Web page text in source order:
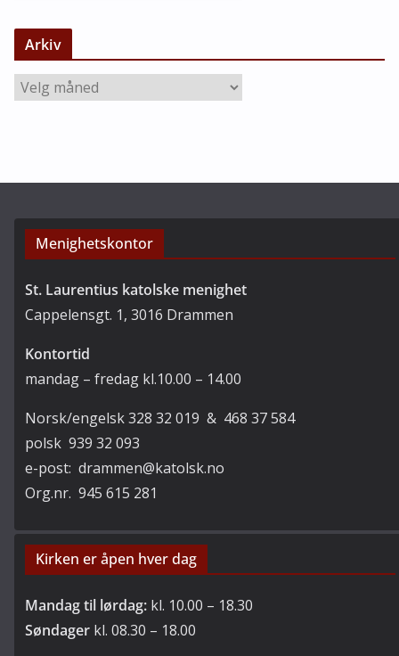
t
g
r
Arkiv
A
Menighetskontor
St. Laurentius katolske menighet
Cappelensgt. 1, 3016 Drammen
Kontortid
mandag – fredag kl.10.00 – 14.00
Norsk/engelsk 328 32 019 & 468 37 584
polsk 939 32 093
e-post: drammen@katolsk.no
Org.nr. 945 615 281
Kirken er åpen hver dag
Mandag til lørdag: kl. 10.00 – 18.30
Søndager kl. 08.30 – 18.00